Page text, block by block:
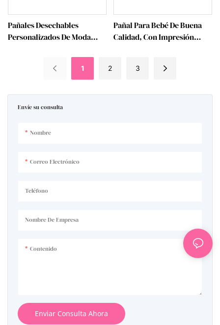
Envíe su consulta
Nombre
Correo Electrónico
Teléfono
Nombre De Empresa
Contenido
Enviar Consulta Ahora
Pañales Desechables
Personalizados De Moda
Suaves Con La Piel, De
Secado Rápido, Para
Pañal Para Bebé De Buena
Calidad, Con Impresión
Rápida, Suave, Seco Y
1 2 3